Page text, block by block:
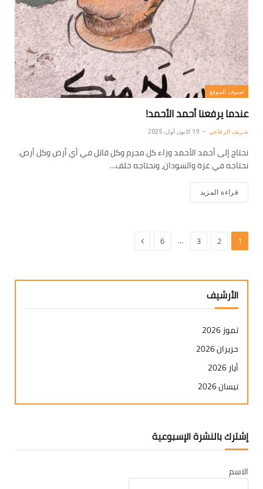
ضيوف الموقع
عندما يرفعنا أحمد الأحمد!
شريف الرفاعي 19 كانون أول، 2025
نحتاج إلى أحمد الأحمد وراء كل مجرم وكل قاتل في أي أرض وكل أرض.
نحتاجه في غزة والسودان، ونحتاجه خلف…
قراءة المزيد
1
2
3
…
6 التالي
الأرشيف
تموز 2026
حزيران 2026
أيار 2026
نيسان 2026
آذار 2026
كانون ثاني 2026
تشرين ثاني 2025
إشترك بالنشرة الإسبوعية
الاسم